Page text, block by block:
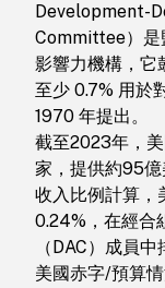
Development-
Committee）是
影響力機構，它
至少 0.7% 用於
1970 年提出。
截至2023年，
家，提供約95
收入比例計算，
0.24%，在經合
（DAC）成員中
美國赤字/預算